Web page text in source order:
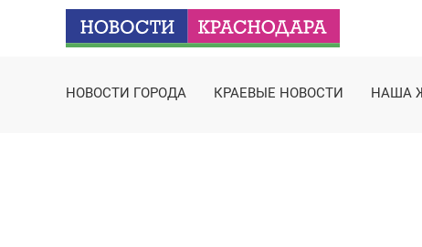
НОВОСТИ ГОРОДА КРАЕВЫЕ НОВОСТИ НАША